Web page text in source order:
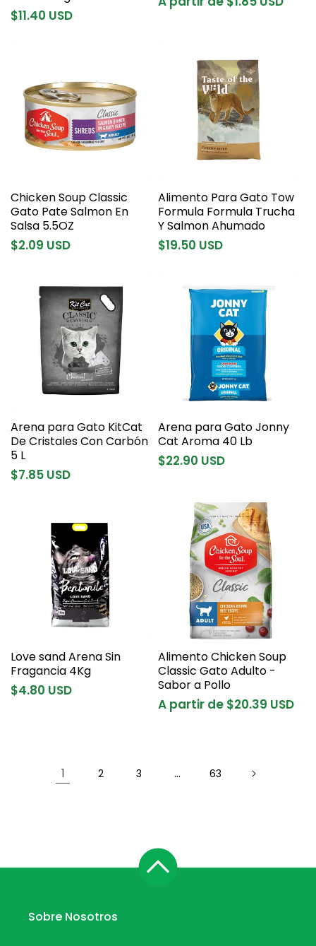
Precio
$11.40 USD
Chicken Soup Classic
Gato Pate Salmon En
Salsa 5.5OZ
Precio
$2.09 USD
Alimento Para Gato Tow
Formula Formula Trucha
Y Salmon Ahumado
Precio
$19.50 USD
Arena para Gato KitCat
De Cristales Con Carbón
5 L
Precio
$7.85 USD
Arena para Gato Jonny
Cat Aroma 40 Lb
Precio
$22.90 USD
Love sand Arena Sin
Fragancia 4Kg
Precio
$4.80 USD
Alimento Chicken Soup
Classic Gato Adulto -
Sabor a Pollo
Precio
A partir de $20.39 USD
1 2 3 … 63
Sobre Nosotros